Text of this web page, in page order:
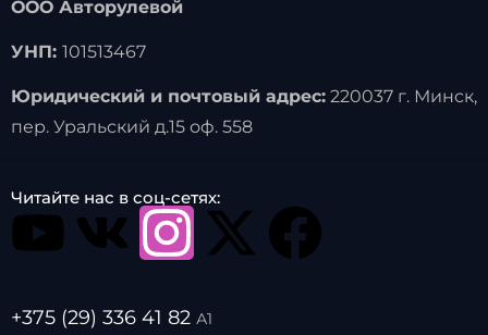
ООО Авторулевой
УНП: 101513467
Юридический и почтовый адрес:220037 г. Минск,
пер. Уральский д.15 оф. 558
Читайте нас в соц-сетях:
+375 (29) 336 41 82 А1